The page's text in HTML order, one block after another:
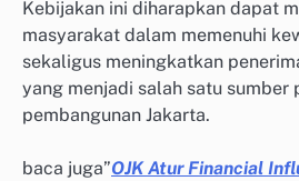
Kebijakan ini diharapkan dapat
masyarakat dalam memenuhi
sekaligus meningkatkan
yang menjadi salah satu sumber
pembangunan Jakarta.
baca juga”OJK Atur Financial